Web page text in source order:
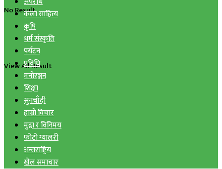
No Result
View All Result
कला साहित्य
कृषि
धर्म संस्कृति
पर्यटन
प्रविधि
मनोरञ्जन
शिक्षा
सुनचाँदी
हाम्रो विचार
मुद्रा र विनिमय
फोटो ग्यालरी
अन्तराष्ट्रिय
खेल समाचार